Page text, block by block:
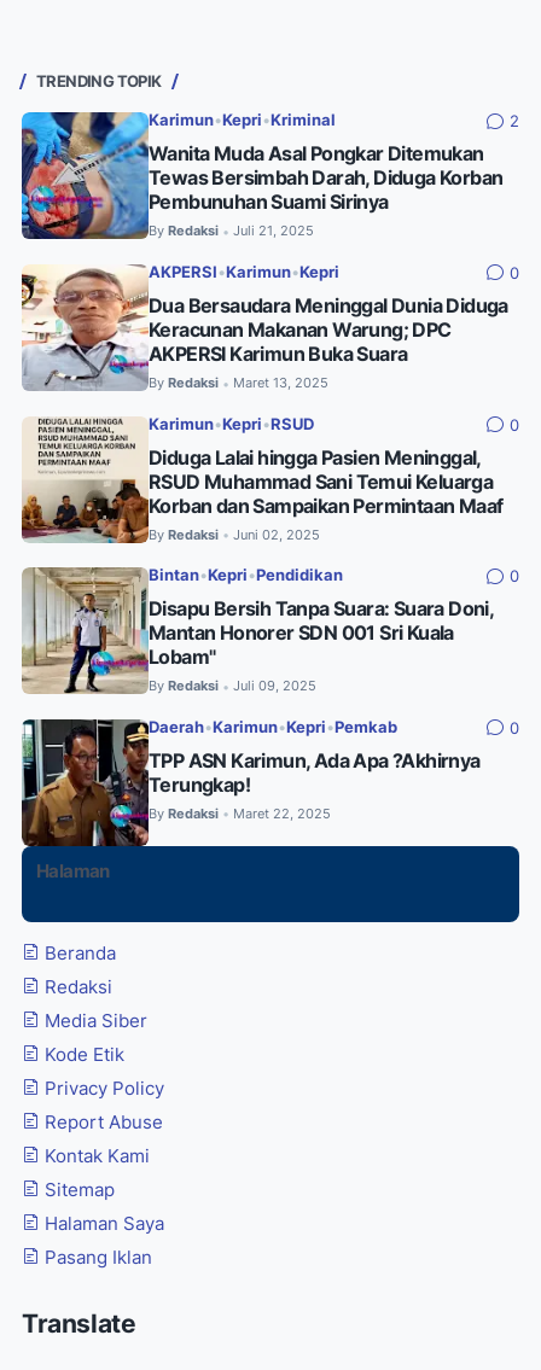
TRENDING TOPIK
Karimun•Kepri •Kriminal 2
Wanita Muda Asal Pongkar Ditemukan
Tewas Bersimbah Darah, Diduga Korban
Pembunuhan Suami Sirinya
By Redaksi • Juli 21, 2025
AKPERSI •Karimun•Kepri 0
Dua Bersaudara Meninggal Dunia Diduga
Keracunan Makanan Warung; DPC
AKPERSI Karimun Buka Suara
By Redaksi • Maret 13, 2025
Karimun•Kepri •RSUD 0
Diduga Lalai hingga Pasien Meninggal,
RSUD Muhammad Sani Temui Keluarga
Korban dan Sampaikan Permintaan Maaf
By Redaksi • Juni 02, 2025
Bintan•Kepri •Pendidikan 0
Disapu Bersih Tanpa Suara: Suara Doni,
Mantan Honorer SDN 001 Sri Kuala
Lobam"
By Redaksi • Juli 09, 2025
Daerah•Karimun•Kepri •Pemkab 0
TPP ASN Karimun, Ada Apa ?Akhirnya
Terungkap!
By Redaksi • Maret 22, 2025
Halaman
Beranda
Redaksi
Media Siber
Kode Etik
Privacy Policy
Report Abuse
Kontak Kami
Sitemap
Halaman Saya
Pasang Iklan
Translate